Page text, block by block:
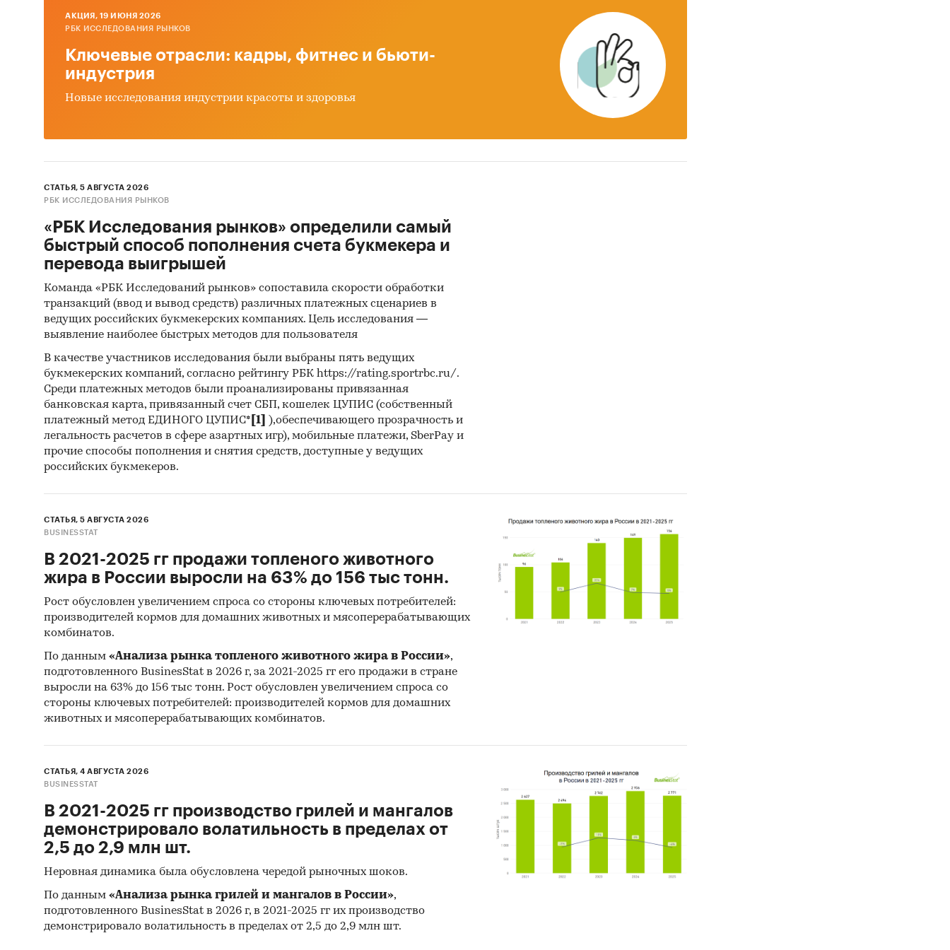
AКЦИЯ, 19 ИЮНЯ 2026
РБК ИССЛЕДОВАНИЯ РЫНКОВ
Ключевые отрасли: кадры, фитнес и бьюти-
индустрия
Новые исследования индустрии красоты и здоровья
СТАТЬЯ, 5 АВГУСТА 2026
РБК ИССЛЕДОВАНИЯ РЫНКОВ
«РБК Исследования рынков» определили самый
быстрый способ пополнения счета букмекера и
перевода выигрышей
Команда «РБК Исследований рынков» сопоставила скорости обработки
транзакций (ввод и вывод средств) различных платежных сценариев в
ведущих российских букмекерских компаниях. Цель исследования —
выявление наиболее быстрых методов для пользователя
В качестве участников исследования были выбраны пять ведущих
букмекерских компаний, согласно рейтингу РБК https://rating.sportrbc.ru/.
Среди платежных методов были проанализированы привязанная
банковская карта, привязанный счет СБП, кошелек ЦУПИС (собственный
платежный метод ЕДИНОГО ЦУПИС* [1]
),обеспечивающего прозрачность и
легальность расчетов в сфере азартных игр), мобильные платежи, SberPay и
прочие способы пополнения и снятия средств, доступные у ведущих
российских букмекеров.
СТАТЬЯ, 5 АВГУСТА 2026
BUSINESSTAT
В 2021-2025 гг продажи топленого животного
жира в России выросли на 63% до 156 тыс тонн.
Рост обусловлен увеличением спроса со стороны ключевых потребителей:
производителей кормов для домашних животных и мясоперерабатывающих
комбинатов.
По данным «Анализа рынка топленого животного жира в России»,
подготовленного BusinesStat в 2026 г, за 2021-2025 гг его продажи в стране
выросли на 63% до 156 тыс тонн. Рост обусловлен увеличением спроса со
стороны ключевых потребителей: производителей кормов для домашних
животных и мясоперерабатывающих комбинатов.
СТАТЬЯ, 4 АВГУСТА 2026
BUSINESSTAT
В 2021-2025 гг производство грилей и мангалов
демонстрировало волатильность в пределах от
2,5 до 2,9 млн шт.
Неровная динамика была обусловлена чередой рыночных шоков.
По данным «Анализа рынка грилей и мангалов в России»,
подготовленного BusinesStat в 2026 г, в 2021-2025 гг их производство
демонстрировало волатильность в пределах от 2,5 до 2,9 млн шт.